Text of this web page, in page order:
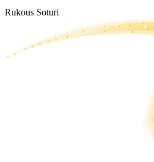
Rukous Soturi